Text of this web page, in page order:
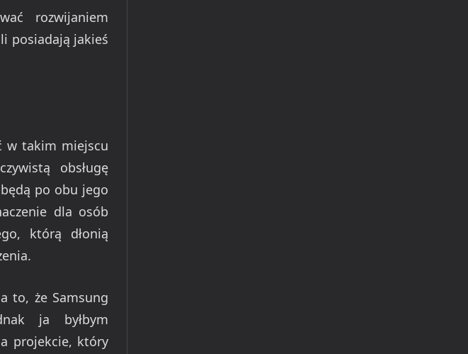
rozwijaniem
posiadają jakieś
w takim miejscu
obsługę
po obu jego
dla osób
którą dłonią
to, że Samsung
ja byłbym
projekcie, który